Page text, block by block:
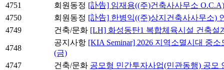
4751
회원동정 [訃告] 임재용((주)건축사사무소
4750
회원동정 [訃告] 한병익((주)상지건축사사무소)
4749
건축/문화 [LH] 화성동탄1 복합체육시설 건축설
4748
공지사항 [KIA Seminar] 2026 지역소멸시대 중
(금)
4747
건축/문화 공모형 민간투자사업(민관동행) 공모